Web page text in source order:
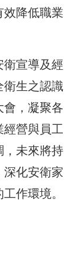
效降低職業
衛宣導及經
衛生之認識
會，凝聚各
經營與員工
，未來將持
深化安衛家
作環境。